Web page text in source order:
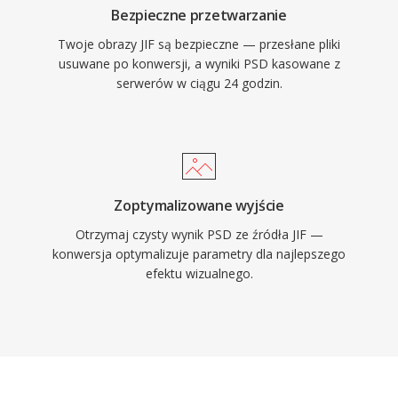
Bezpieczne przetwarzanie
Twoje obrazy JIF są bezpieczne — przesłane pliki
usuwane po konwersji, a wyniki PSD kasowane z
serwerów w ciągu 24 godzin.
Zoptymalizowane wyjście
Otrzymaj czysty wynik PSD ze źródła JIF —
konwersja optymalizuje parametry dla najlepszego
efektu wizualnego.